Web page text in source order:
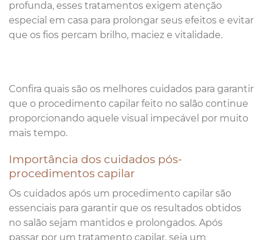
profunda, esses tratamentos exigem atenção
especial em casa para prolongar seus efeitos e evitar
que os fios percam brilho, maciez e vitalidade.
Confira quais são os melhores cuidados para garantir
que o procedimento capilar feito no salão continue
proporcionando aquele visual impecável por muito
mais tempo.
Importância dos cuidados pós-
procedimentos capilar
Os cuidados após um procedimento capilar são
essenciais para garantir que os resultados obtidos
no salão sejam mantidos e prolongados. Após
passar por um tratamento capilar, seja um